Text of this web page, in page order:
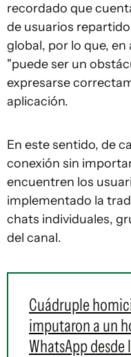
recordado que
de usuarios
global, por lo que,
"puede ser un
expresarse
aplicación.
En este sentido, de
conexión sin
encuentren los
implementado la
chats individuales,
del canal.
Cuádruple
imputaron a un
WhatsApp desde